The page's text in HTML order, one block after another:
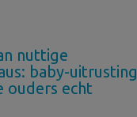
nuttige
baby-uitrusting
ouders echt